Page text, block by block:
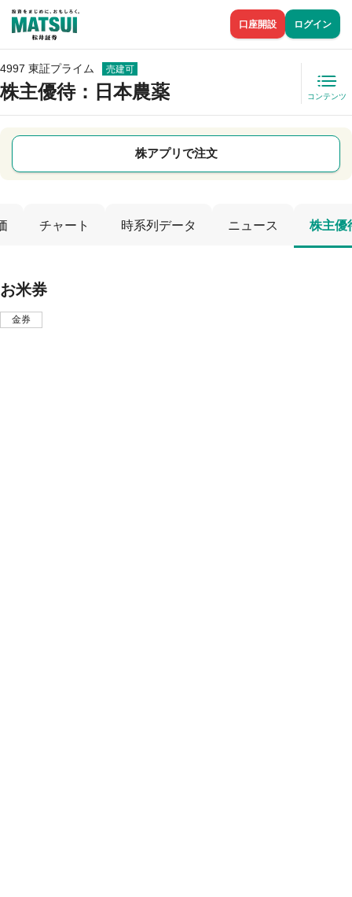
口座開設 ログイン
4997 東証プライム 売建可
株主優待：日本農薬 コンテンツ
株アプリで注文
チャート 時系列データ ニュース 株主優
お米券
金券